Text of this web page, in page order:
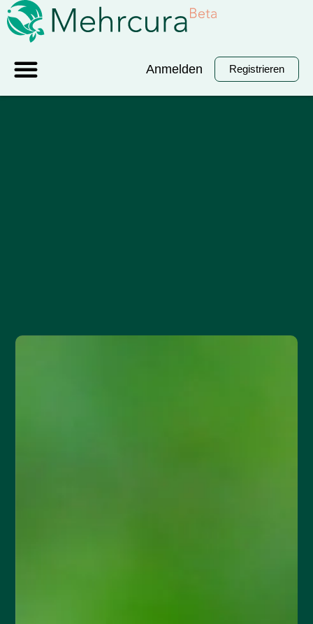
Anmelden Registrieren